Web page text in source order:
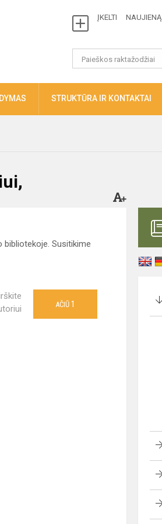
ĮKELTI NAUJIENĄ
STRUKTŪRA IR KONTAKTAI
bibliotekoje. Susitikime
AČIŪ 1